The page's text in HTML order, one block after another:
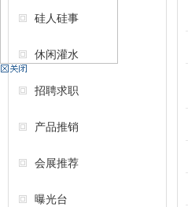
机
硅人硅事
休闲灌水
招聘求职
产品推销
会展推荐
曝光台